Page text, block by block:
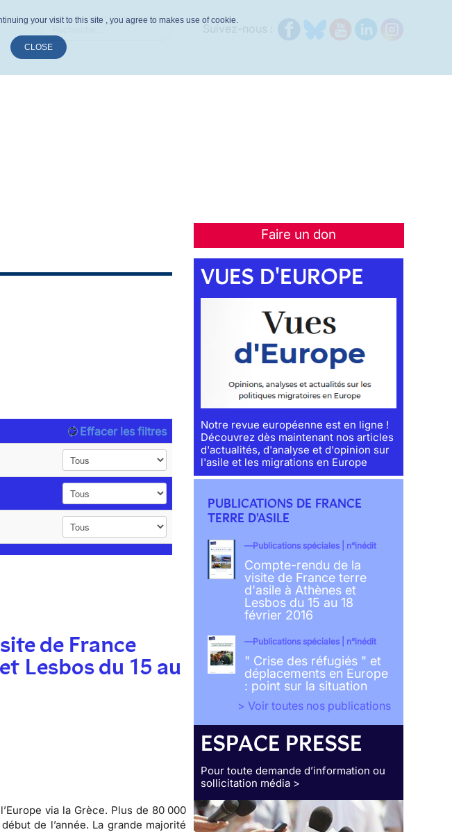
Faire un don
Effacer les filtres
de France
Lesbos du 15 au
via la Grèce. Plus de 80 000
de l’année. La grande majorité
VUES D'EUROPE
Notre revue européenne est en ligne !
Découvrez dès maintenant nos articles
d'actualités, d'analyse et d'opinion sur
l'asile et les migrations en Europe
PUBLICATIONS DE FRANCE
TERRE D'ASILE
Publications spéciales | n°inédit
Compte-rendu de la
visite de France terre
d'asile à Athènes et
Lesbos du 15 au 18
février 2016
Publications spéciales | n°inédit
" Crise des réfugiés " et
déplacements en Europe
: point sur la situation
> Voir toutes nos publications
ESPACE PRESSE
Pour toute demande d’information ou
sollicitation média >
your visit to this site , you agree to makes use of cookie.
CLOSE